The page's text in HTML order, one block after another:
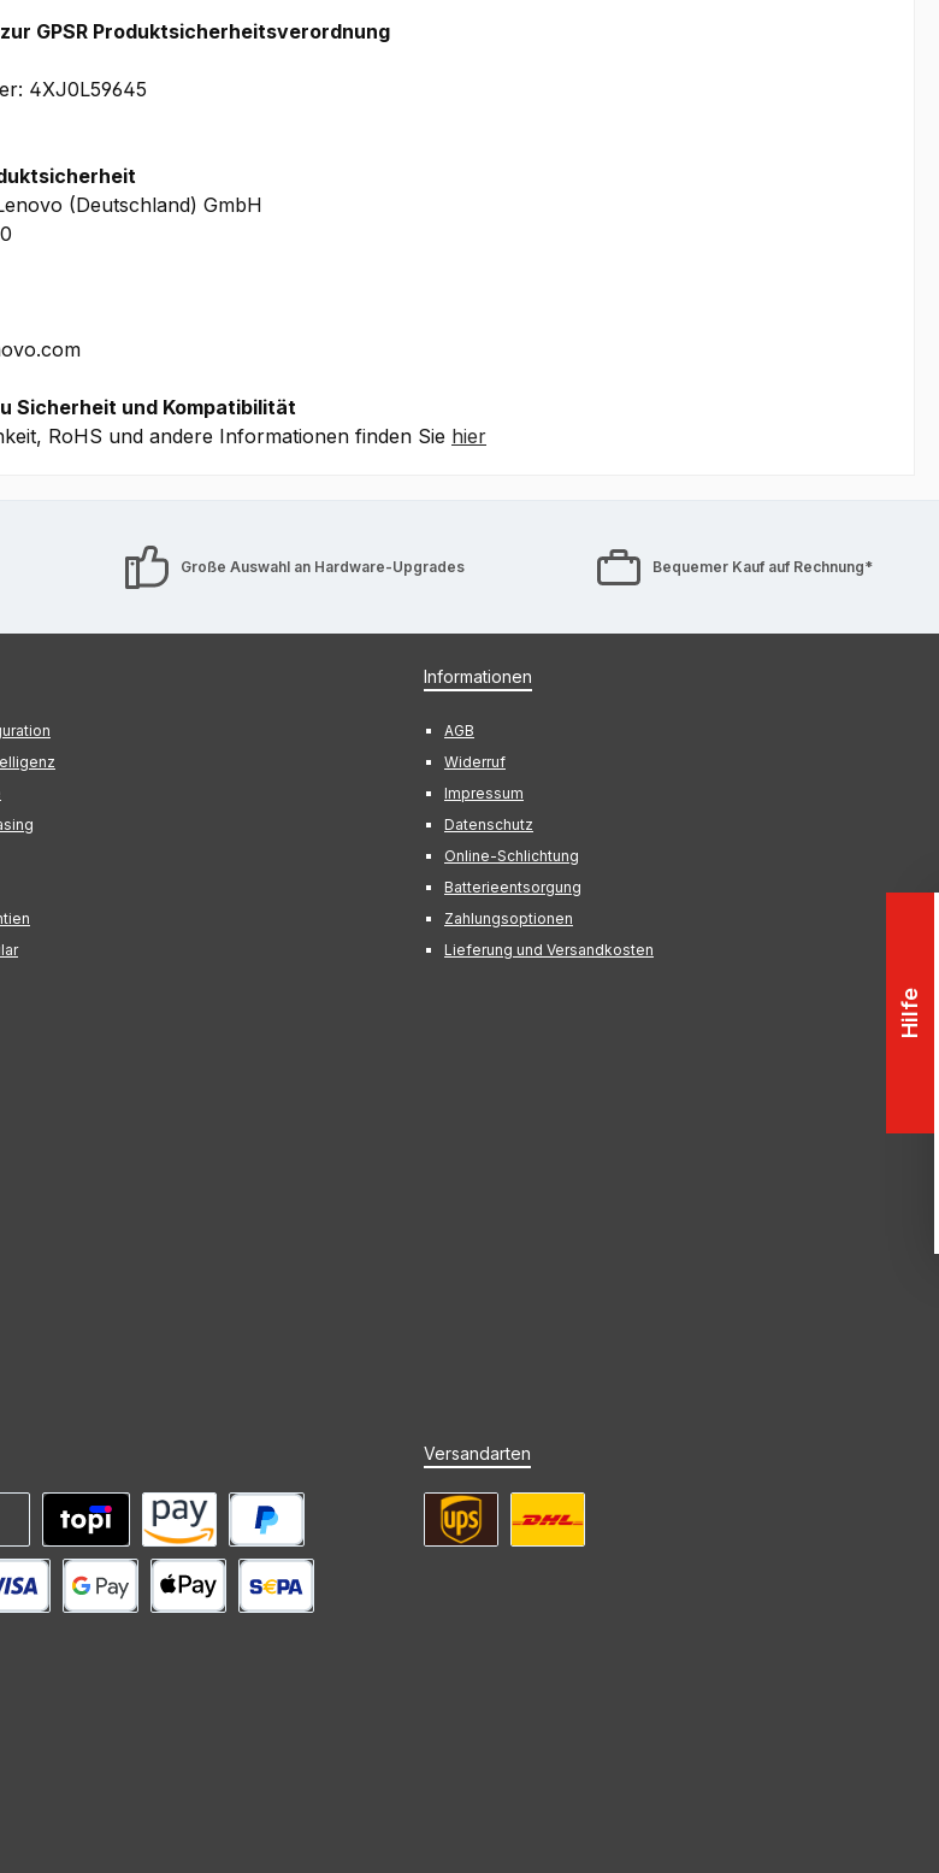
GPSR Produktsicherheitsverordnung
4XJ0L59645
(Deutschland) GmbH
Sicherheit und Kompatibilität
RoHS und andere Informationen finden Sie hier
Große Auswahl an Hardware-Upgrades Bequemer Kauf auf Rechnung*
Informationen
AGB
Widerruf
Impressum
Datenschutz
Online-Schlichtung
Batterieentsorgung
Zahlungsoptionen
Lieferung und Versandkosten
PayPal
Mieten mit topi Amazon Pay
(Zahlungsziel)
Versandarten
Hilfe